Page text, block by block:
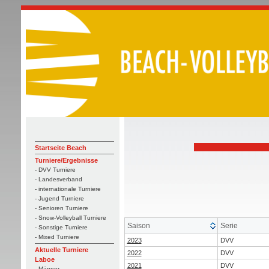
Startseite Beach
Turniere/Ergebnisse
- DVV Turniere
- Landesverband
- internationale Turniere
- Jugend Turniere
- Senioren Turniere
- Snow-Volleyball Turniere
- Sonstige Turniere
- Mixed Turniere
Aktuelle Turniere
Laboe
Saison Serie
2023
DVV
2022
DVV
2021
DVV